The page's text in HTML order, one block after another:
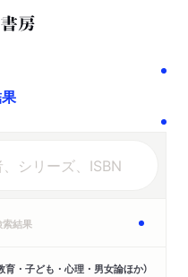
結果
・子ども・心理・男女論ほか）